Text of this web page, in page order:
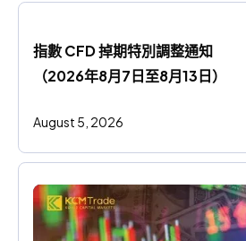
指數 CFD 掉期特別調整通知
（2026年8月7日至8月13日）
August 5, 2026